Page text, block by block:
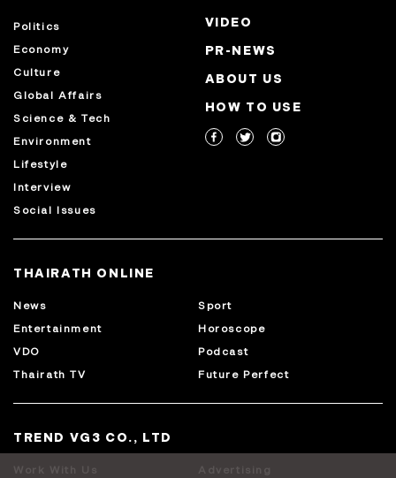
Politics
Economy
Culture
Global Affairs
Science & Tech
Environment
Lifestyle
Interview
Social Issues
VIDEO
PR-NEWS
ABOUT US
HOW TO USE
THAIRATH ONLINE
News
Sport
Entertainment
Horoscope
VDO
Podcast
Thairath TV
Future Perfect
TREND VG3 CO., LTD
Work With Us Advertising